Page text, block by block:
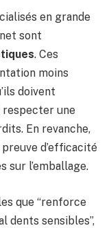
en grande
sont
. Ces
moins
doivent
une
En revanche,
d’efficacité
sur l’emballage.
que “renforce
dents sensibles”,